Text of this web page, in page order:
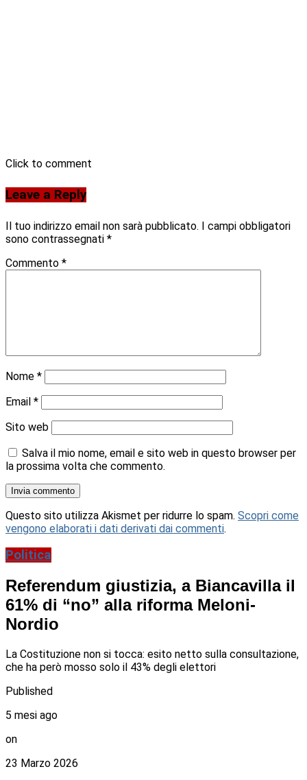
Click to comment
Leave a Reply
Il tuo indirizzo email non sarà pubblicato. I campi obbligatori
sono contrassegnati *
Commento *
Nome *
Email *
Sito web
Salva il mio nome, email e sito web in questo browser per
la prossima volta che commento.
Questo sito utilizza Akismet per ridurre lo spam. Scopri come
vengono elaborati i dati derivati dai commenti.
Politica
Referendum giustizia, a Biancavilla il
61% di “no” alla riforma Meloni-
Nordio
La Costituzione non si tocca: esito netto sulla consultazione,
che ha però mosso solo il 43% degli elettori
Published
5 mesi ago
on
23 Marzo 2026